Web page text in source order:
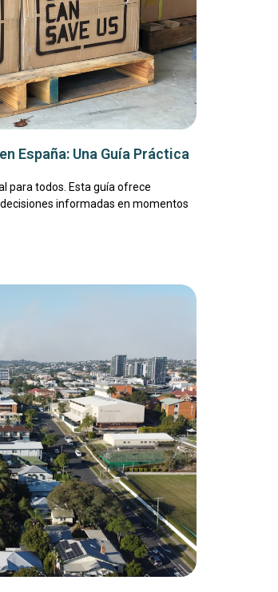
España: Una Guía Práctica
para todos. Esta guía ofrece
informadas en momentos